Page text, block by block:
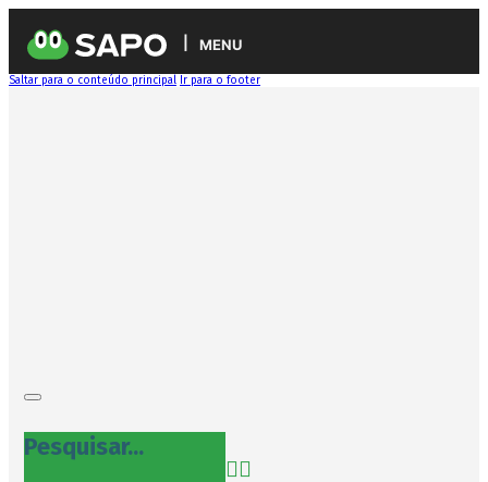
MENU
Saltar para o conteúdo principal Ir para o footer
Pesquisar...